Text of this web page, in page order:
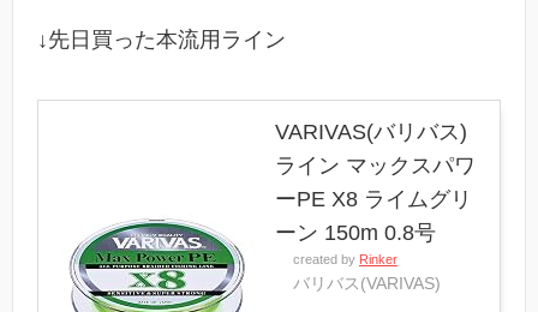
↓先日買った本流用ライン
VARIVAS(バリバス)
ライン マックスパワ
ーPE X8 ライムグリ
ーン 150m 0.8号
created by Rinker
バリバス(VARIVAS)